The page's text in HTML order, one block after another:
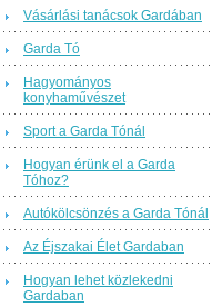
Vásárlási tanácsok Gardában
Garda Tó
Hagyományos
konyhaművészet
Sport a Garda Tónál
Hogyan érünk el a Garda
Tóhoz?
Autókölcsönzés a Garda Tónál
Az Éjszakai Élet Gardaban
Hogyan lehet közlekedni
Gardaban